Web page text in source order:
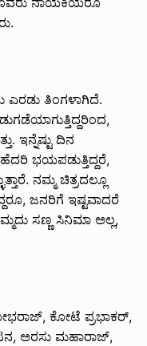
ಎರಡು ತಿಂಗಳಾಗಿದೆ.
ಇನ್ನೆಷ್ಟು ದಿನ
ಭಯಪಡುತ್ತಿದ್ದರೆ,
ನಮ್ಮ ಚಿತ್ರದಲ್ಲೂ
ಜನರಿಗೆ ಇಷ್ಟವಾದರೆ
ಸಣ್ಣ ಸಿನಿಮಾ ಅಲ್ಲ,
ಕೋಟೆ ಪ್ರಭಾಕರ್,
ಅರಸು ಮಹಾರಾಜ್,